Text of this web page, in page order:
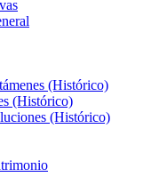
(Histórico)
(Histórico)
(Histórico)